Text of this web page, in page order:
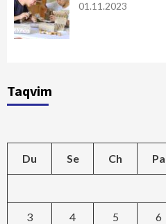
01.11.2023
Taqvim
Du Se Ch Pa
3 4 5 6